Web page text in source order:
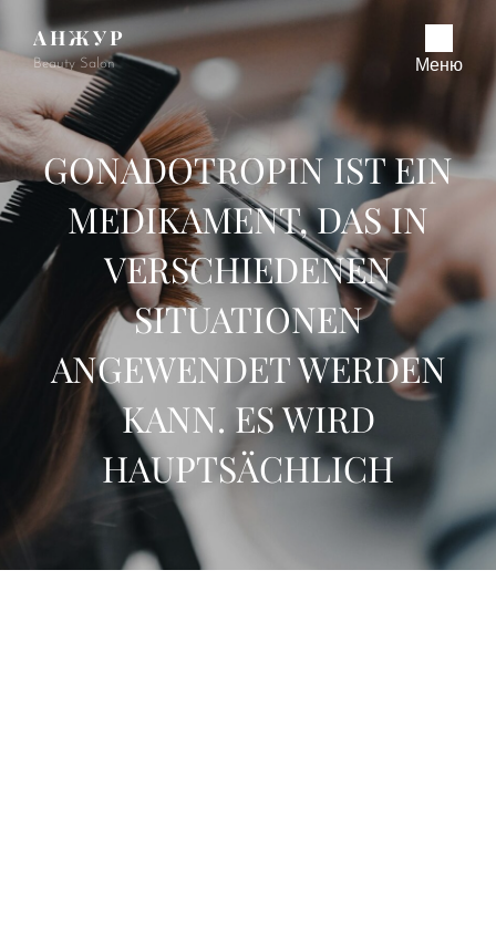
АНЖУР
Beauty Salon Меню
GONADOTROPIN IST EIN
MEDIKAMENT, DAS IN
VERSCHIEDENEN
SITUATIONEN
ANGEWENDET WERDEN
KANN. ES WIRD
HAUPTSÄCHLICH